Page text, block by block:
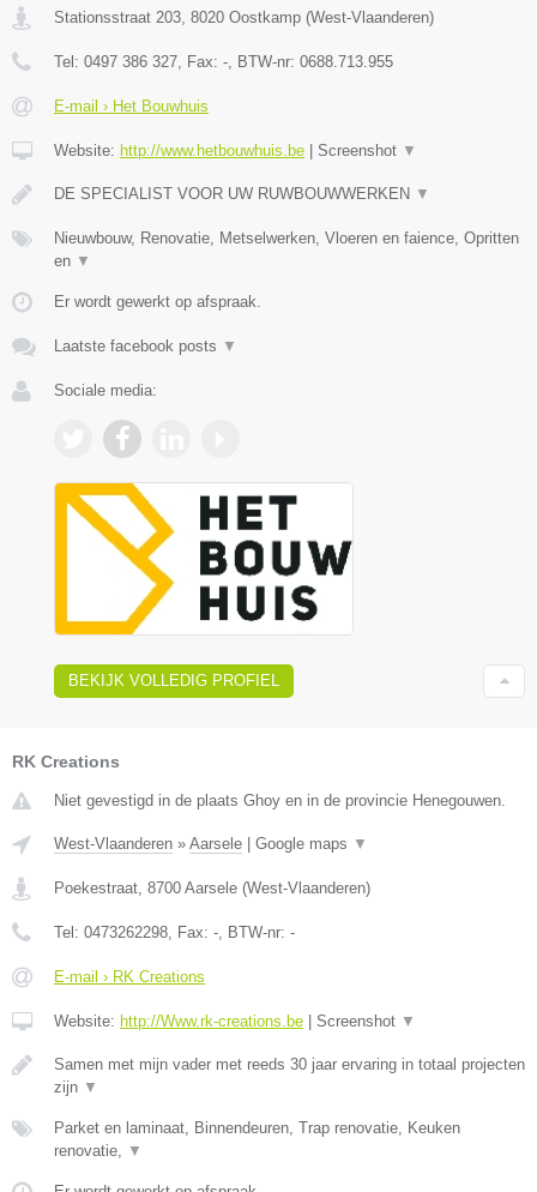
Stationsstraat 203, 8020 Oostkamp (West-Vlaanderen)
Tel: 0497 386 327, Fax: -, BTW-nr: 0688.713.955
E-mail › Het Bouwhuis
Website: http://www.hetbouwhuis.be Screenshot ▼
DE SPECIALIST VOOR UW RUWBOUWWERKEN ▼
Nieuwbouw, Renovatie, Metselwerken, Vloeren en faience, Opritten
en ▼
Er wordt gewerkt op afspraak.
Laatste facebook posts ▼
Sociale media:
BEKIJK VOLLEDIG PROFIEL
RK Creations
Niet gevestigd in de plaats Ghoy en in de provincie Henegouwen.
West-Vlaanderen » Aarsele Google maps ▼
Poekestraat, 8700 Aarsele (West-Vlaanderen)
Tel: 0473262298, Fax: -, BTW-nr: -
E-mail › RK Creations
Website: http://Www.rk-creations.be Screenshot ▼
Samen met mijn vader met reeds 30 jaar ervaring in totaal projecten
zijn ▼
Parket en laminaat, Binnendeuren, Trap renovatie, Keuken
renovatie, ▼